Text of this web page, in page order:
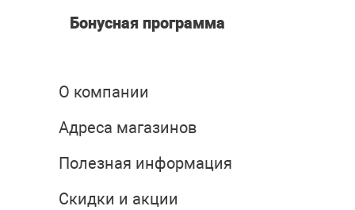
Бонусная программа
О компании
Адреса магазинов
Полезная информация
Скидки и акции